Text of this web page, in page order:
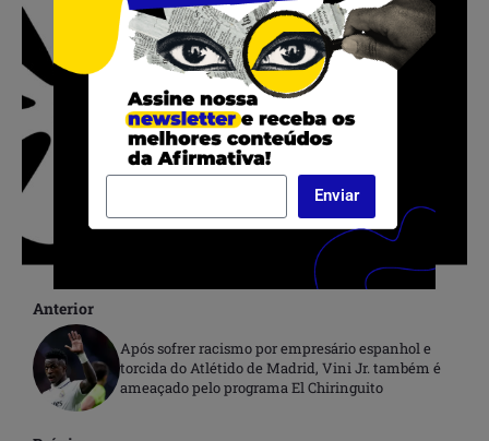
Anterior
Após sofrer racismo por empresário espanhol e
torcida do Atlétido de Madrid, Vini Jr. também é
ameaçado pelo programa El Chiringuito
Enviar